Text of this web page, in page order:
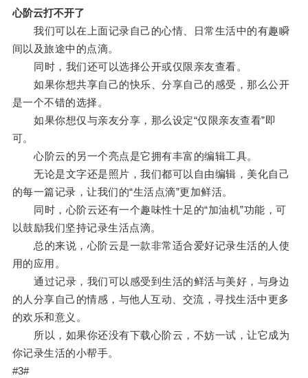
心阶云打不开了
我们可以在上面记录自己的心情、日常生活中的有趣瞬
间以及旅途中的点滴。
同时，我们还可以选择公开或仅限亲友查看。
如果你想共享自己的快乐、分享自己的感受，那么公开
是一个不错的选择。
如果你想仅与亲友分享，那么设定“仅限亲友查看”即
可。
心阶云的另一个亮点是它拥有丰富的编辑工具。
无论是文字还是照片，我们都可以自由编辑，美化自己
的每一篇记录，让我们的“生活点滴”更加鲜活。
同时，心阶云还有一个趣味性十足的“加油机”功能，可
以鼓励我们坚持记录生活点滴。
总的来说，心阶云是一款非常适合爱好记录生活的人使
用的应用。
通过记录，我们可以感受到生活的鲜活与美好，与身边
的人分享自己的情感，与他人互动、交流，寻找生活中更多
的欢乐和意义。
所以，如果你还没有下载心阶云，不妨一试，让它成为
你记录生活的小帮手。
#3#